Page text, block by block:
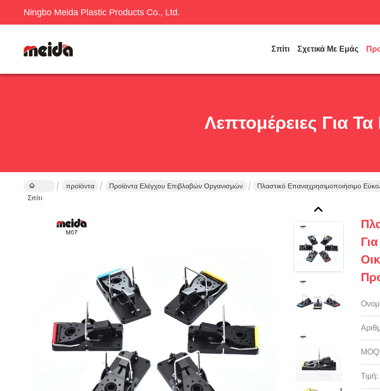
Ningbo Meida Plastic Products Co., Ltd.
Σπίτι Σχετικά Με Εμάς
Λεπτομέρειες Για
Σπίτι
προϊόντα Προϊόντα Ελέγχου Επιβλαβών Οργανισμών Πλαστικό Επαναχρησιμοποιήσιμο
MOQ:
Τιμή: